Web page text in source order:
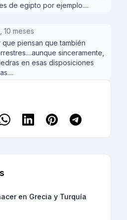
de egipto por ejemplo....
10 meses
piensan que también
sinceramente,
en esas disposiciones
en Grecia y Turquía